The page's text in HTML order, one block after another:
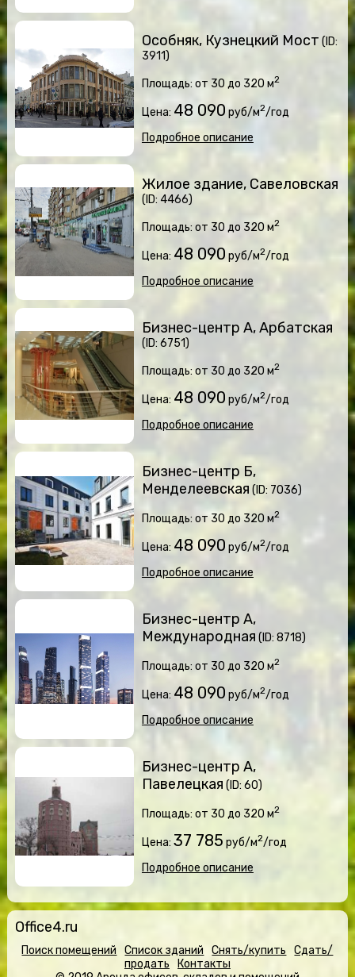
Особняк, Кузнецкий Мост (ID:
3911)
Площадь: от 30 до 320 м2
Цена: 48 090 руб/м2/год
Подробное описание
Жилое здание, Савеловская
(ID: 4466)
Площадь: от 30 до 320 м2
Цена: 48 090 руб/м2/год
Подробное описание
Бизнес-центр А, Арбатская
(ID: 6751)
Площадь: от 30 до 320 м2
Цена: 48 090 руб/м2/год
Подробное описание
Бизнес-центр Б,
Менделеевская (ID: 7036)
Площадь: от 30 до 320 м2
Цена: 48 090 руб/м2/год
Подробное описание
Бизнес-центр А,
Международная (ID: 8718)
Площадь: от 30 до 320 м2
Цена: 48 090 руб/м2/год
Подробное описание
Бизнес-центр А,
Павелецкая (ID: 60)
Площадь: от 30 до 320 м2
Цена: 37 785 руб/м2/год
Подробное описание
Office4.ru
Поиск помещений Список зданий Снять/купить
Сдать/
продать
Контакты